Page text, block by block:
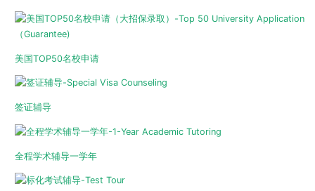
美国TOP50名校申请
签证辅导
全程学术辅导一学年